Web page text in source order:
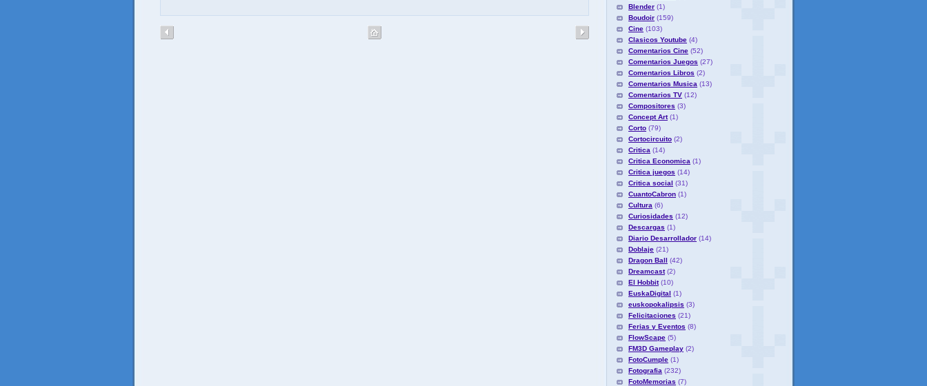
Blender (1)
Boudoir (159)
Cine (103)
Clasicos Youtube (4)
Comentarios Cine (52)
Comentarios Juegos (27)
Comentarios Libros (2)
Comentarios Musica (13)
Comentarios TV (12)
Compositores (3)
Concept Art (1)
Corto (79)
Cortocircuito (2)
Critica (14)
Critica Economica (1)
Critica juegos (14)
Critica social (31)
CuantoCabron (1)
Cultura (6)
Curiosidades (12)
Descargas (1)
Diario Desarrollador (14)
Doblaje (21)
Dragon Ball (42)
Dreamcast (2)
El Hobbit (10)
EuskaDigital (1)
euskopokalipsis (3)
Felicitaciones (21)
Ferias y Eventos (8)
FlowScape (5)
FM3D Gameplay (2)
FotoCumple (1)
Fotografia (232)
FotoMemorias (7)